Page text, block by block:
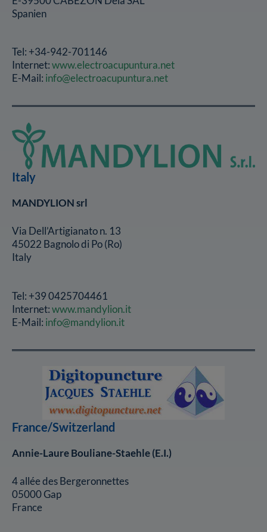
Spanien
Tel: +34-942-701146
Internet:www.electroacupuntura.net
E-Mail: info@electroacupuntura.net
Italy
MANDYLION srl
Via Dell’Artigianato n. 13
45022 Bagnolo di Po (Ro)
Italy
Tel: +39 0425704461
Internet:www.mandylion.it
E-Mail: info@mandylion.it
France/Switzerland
Annie-Laure Bouliane-Staehle (E.I.)
4 allée des Bergeronnettes
05000 Gap
France